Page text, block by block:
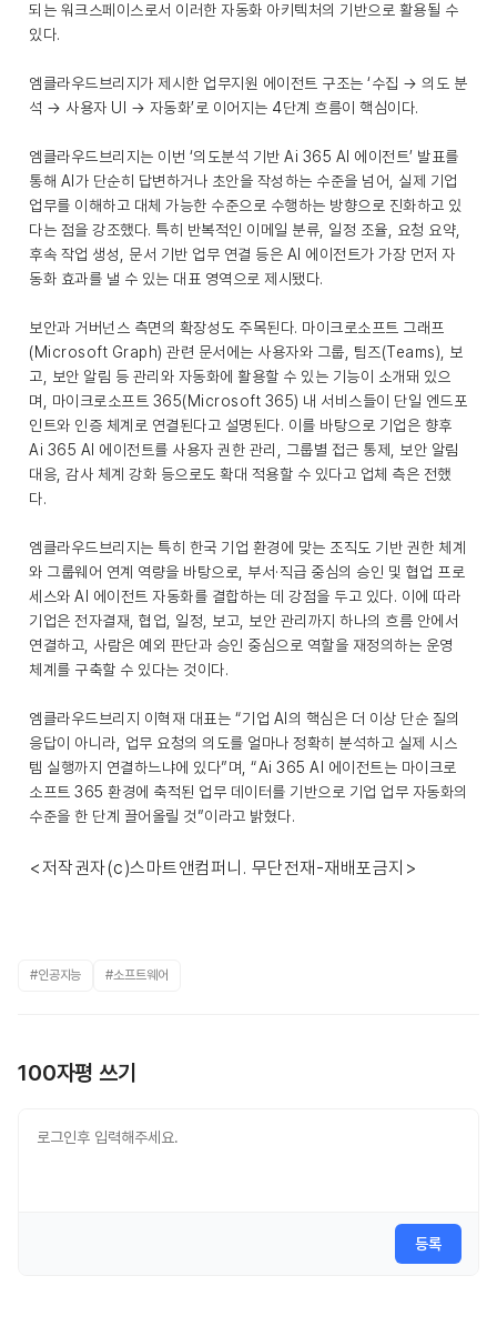
되는 워크스페이스로서 이러한 자동화 아키텍처의 기반으로 활용될 수
있다.
엠클라우드브리지가 제시한 업무지원 에이전트 구조는 ‘수집 → 의도 분
석 → 사용자 UI → 자동화’로 이어지는 4단계 흐름이 핵심이다.
엠클라우드브리지는 이번 ‘의도분석 기반 Ai 365 AI 에이전트’ 발표를
통해 AI가 단순히 답변하거나 초안을 작성하는 수준을 넘어, 실제 기업
업무를 이해하고 대체 가능한 수준으로 수행하는 방향으로 진화하고 있
다는 점을 강조했다. 특히 반복적인 이메일 분류, 일정 조율, 요청 요약,
후속 작업 생성, 문서 기반 업무 연결 등은 AI 에이전트가 가장 먼저 자
동화 효과를 낼 수 있는 대표 영역으로 제시됐다.
보안과 거버넌스 측면의 확장성도 주목된다. 마이크로소프트 그래프
(Microsoft Graph) 관련 문서에는 사용자와 그룹, 팀즈(Teams), 보
고, 보안 알림 등 관리와 자동화에 활용할 수 있는 기능이 소개돼 있으
며, 마이크로소프트 365(Microsoft 365) 내 서비스들이 단일 엔드포
인트와 인증 체계로 연결된다고 설명된다. 이를 바탕으로 기업은 향후
Ai 365 AI 에이전트를 사용자 권한 관리, 그룹별 접근 통제, 보안 알림
대응, 감사 체계 강화 등으로도 확대 적용할 수 있다고 업체 측은 전했
다.
엠클라우드브리지는 특히 한국 기업 환경에 맞는 조직도 기반 권한 체계
와 그룹웨어 연계 역량을 바탕으로, 부서·직급 중심의 승인 및 협업 프로
세스와 AI 에이전트 자동화를 결합하는 데 강점을 두고 있다. 이에 따라
기업은 전자결재, 협업, 일정, 보고, 보안 관리까지 하나의 흐름 안에서
연결하고, 사람은 예외 판단과 승인 중심으로 역할을 재정의하는 운영
체계를 구축할 수 있다는 것이다.
엠클라우드브리지 이혁재 대표는 “기업 AI의 핵심은 더 이상 단순 질의
응답이 아니라, 업무 요청의 의도를 얼마나 정확히 분석하고 실제 시스
템 실행까지 연결하느냐에 있다”며, “Ai 365 AI 에이전트는 마이크로
소프트 365 환경에 축적된 업무 데이터를 기반으로 기업 업무 자동화의
수준을 한 단계 끌어올릴 것”이라고 밝혔다.
<저작권자(c)스마트앤컴퍼니. 무단전재-재배포금지>
#인공지능 #소프트웨어
100자평 쓰기
등록